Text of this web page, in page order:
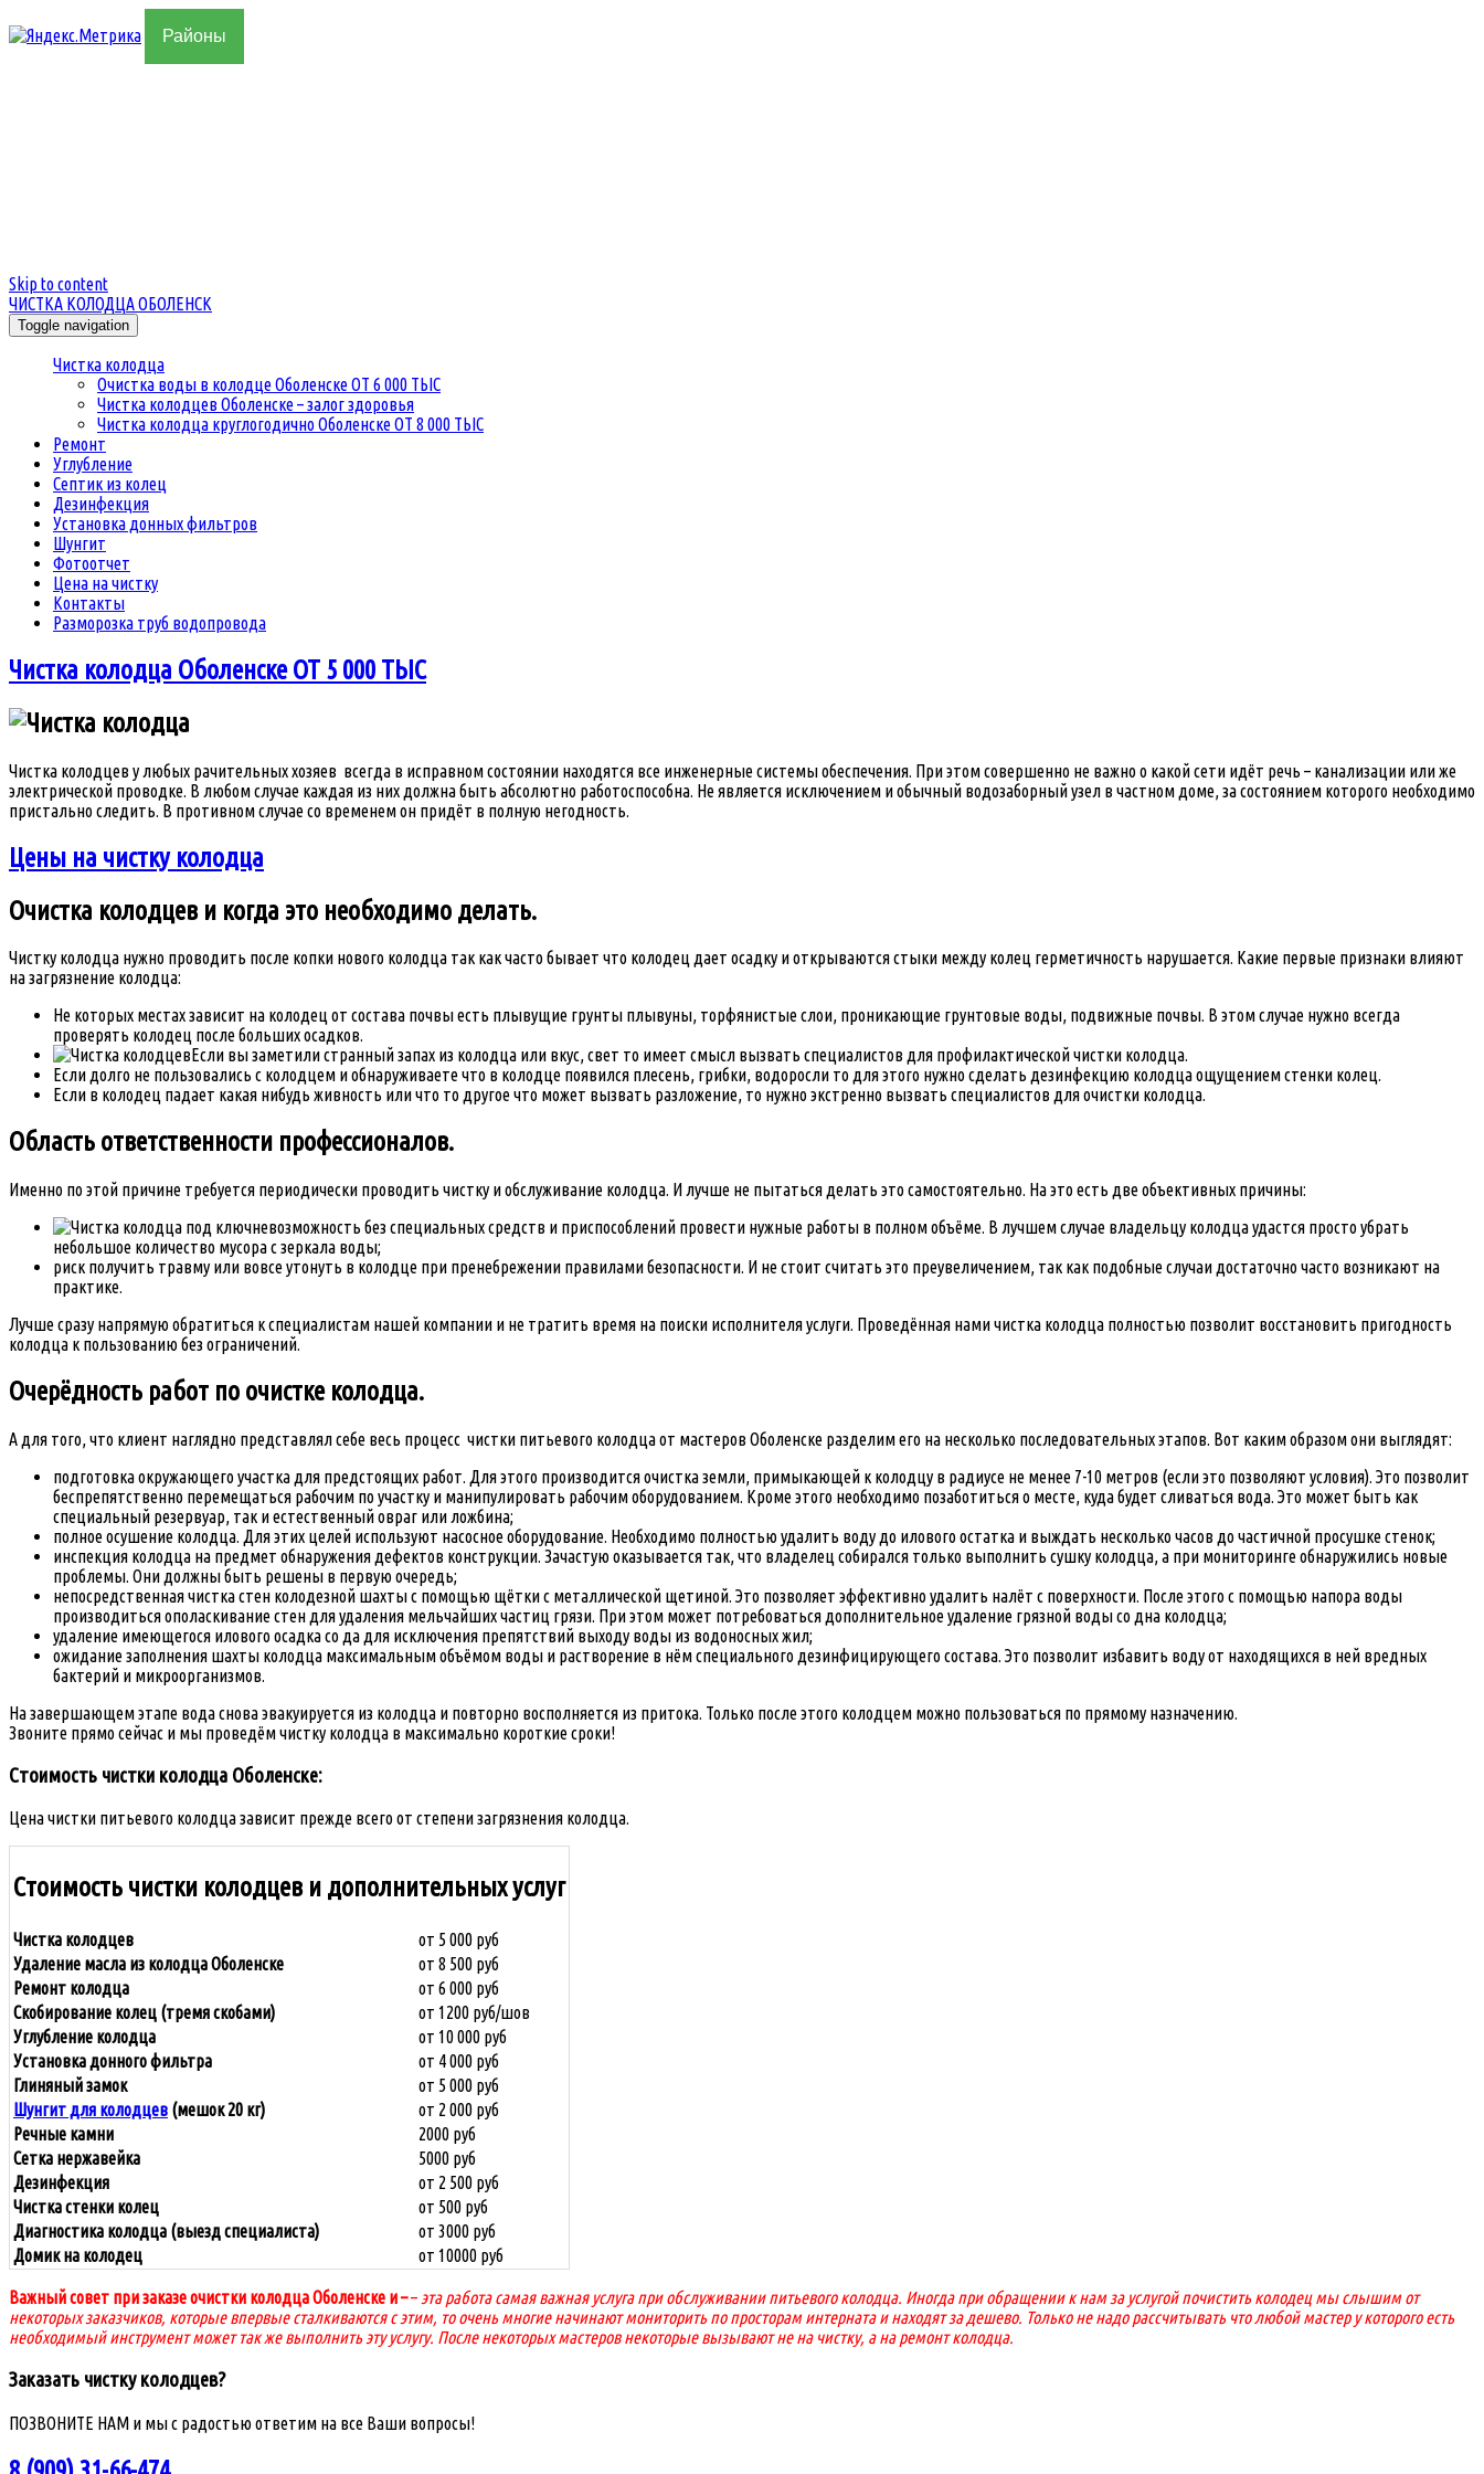
Районы
Skip to content
ЧИСТКА КОЛОДЦА ОБОЛЕНСК
Toggle navigation
Чистка колодца
Очистка воды в колодце Оболенске ОТ 6 000 ТЫС
Чистка колодцев Оболенске – залог здоровья
Чистка колодца круглогодично Оболенске ОТ 8 000 ТЫС
Ремонт
Углубление
Септик из колец
Дезинфекция
Установка донных фильтров
Шунгит
Фотоотчет
Цена на чистку
Контакты
Разморозка труб водопровода
Чистка колодца Оболенске ОТ 5 000 ТЫС
Чистка колодцев у любых рачительных хозяев всегда в исправном состоянии находятся все инженерные системы обеспечения. При этом совершенно не важно о какой сети идёт речь – канализации или же
электрической проводке. В любом случае каждая из них должна быть абсолютно работоспособна. Не является исключением и обычный водозаборный узел в частном доме, за состоянием которого необходимо
пристально следить. В противном случае со временем он придёт в полную негодность.
Цены на чистку колодца
Очистка колодцев и когда это необходимо делать.
Чистку колодца нужно проводить после копки нового колодца так как часто бывает что колодец дает осадку и открываются стыки между колец герметичность нарушается. Какие первые признаки влияют
на загрязнение колодца:
Не которых местах зависит на колодец от состава почвы есть плывущие грунты плывуны, торфянистые слои, проникающие грунтовые воды, подвижные почвы. В этом случае нужно всегда
проверять колодец после больших осадков.
Если вы заметили странный запах из колодца или вкус, свет то имеет смысл вызвать специалистов для профилактической чистки колодца.
Если долго не пользовались с колодцем и обнаруживаете что в колодце появился плесень, грибки, водоросли то для этого нужно сделать дезинфекцию колодца ощущением стенки колец.
Если в колодец падает какая нибудь живность или что то другое что может вызвать разложение, то нужно экстренно вызвать специалистов для очистки колодца.
Область ответственности профессионалов.
Именно по этой причине требуется периодически проводить чистку и обслуживание колодца. И лучше не пытаться делать это самостоятельно. На это есть две объективных причины:
невозможность без специальных средств и приспособлений провести нужные работы в полном объёме. В лучшем случае владельцу колодца удастся просто убрать
небольшое количество мусора с зеркала воды;
риск получить травму или вовсе утонуть в колодце при пренебрежении правилами безопасности. И не стоит считать это преувеличением, так как подобные случаи достаточно часто возникают на
практике.
Лучше сразу напрямую обратиться к специалистам нашей компании и не тратить время на поиски исполнителя услуги. Проведённая нами чистка колодца полностью позволит восстановить пригодность
колодца к пользованию без ограничений.
Очерёдность работ по очистке колодца.
А для того, что клиент наглядно представлял себе весь процесс чистки питьевого колодца от мастеров Оболенске разделим его на несколько последовательных этапов. Вот каким образом они выглядят:
подготовка окружающего участка для предстоящих работ. Для этого производится очистка земли, примыкающей к колодцу в радиусе не менее 7-10 метров (если это позволяют условия). Это позволит
беспрепятственно перемещаться рабочим по участку и манипулировать рабочим оборудованием. Кроме этого необходимо позаботиться о месте, куда будет сливаться вода. Это может быть как
специальный резервуар, так и естественный овраг или ложбина;
полное осушение колодца. Для этих целей используют насосное оборудование. Необходимо полностью удалить воду до илового остатка и выждать несколько часов до частичной просушке стенок;
инспекция колодца на предмет обнаружения дефектов конструкции. Зачастую оказывается так, что владелец собирался только выполнить сушку колодца, а при мониторинге обнаружились новые
проблемы. Они должны быть решены в первую очередь;
непосредственная чистка стен колодезной шахты с помощью щётки с металлической щетиной. Это позволяет эффективно удалить налёт с поверхности. После этого с помощью напора воды
производиться ополаскивание стен для удаления мельчайших частиц грязи. При этом может потребоваться дополнительное удаление грязной воды со дна колодца;
удаление имеющегося илового осадка со да для исключения препятствий выходу воды из водоносных жил;
ожидание заполнения шахты колодца максимальным объёмом воды и растворение в нём специального дезинфицирующего состава. Это позволит избавить воду от находящихся в ней вредных
бактерий и микроорганизмов.
На завершающем этапе вода снова эвакуируется из колодца и повторно восполняется из притока. Только после этого колодцем можно пользоваться по прямому назначению.
Звоните прямо сейчас и мы проведём чистку колодца в максимально короткие сроки!
Стоимость чистки колодца Оболенске:
Цена чистки питьевого колодца зависит прежде всего от степени загрязнения колодца.
Стоимость чистки колодцев и дополнительных услуг
Чистка колодцев
от 5 000 руб
Удаление масла из колодца Оболенске
от 8 500 руб
Ремонт колодца
от 6 000 руб
Скобирование колец (тремя скобами)
от 1200 руб/шов
Углубление колодца
от 10 000 руб
Установка донного фильтра
от 4 000 руб
Глиняный замок
от 5 000 руб
Шунгит для колодцев (мешок 20 кг)
от 2 000 руб
Речные камни
2000 руб
Сетка нержавейка
5000 руб
Дезинфекция
от 2 500 руб
Чистка стенки колец
от 500 руб
Диагностика колодца (выезд специалиста)
от 3000 руб
Домик на колодец
от 10000 руб
Важный совет при заказе очистки колодца Оболенске и–– эта работа самая важная услуга при обслуживании питьевого колодца. Иногда при обращении к нам за услугой почистить колодец мы слышим от
некоторых заказчиков, которые впервые сталкиваются с этим, то очень многие начинают мониторить по просторам интерната и находят за дешево. Только не надо рассчитывать что любой мастер у которого есть
необходимый инструмент может так же выполнить эту услугу. После некоторых мастеров некоторые вызывают не на чистку, а на ремонт колодца.
Заказать чистку колодцев?
ПОЗВОНИТЕ НАМ и мы с радостью ответим на все Ваши вопросы!